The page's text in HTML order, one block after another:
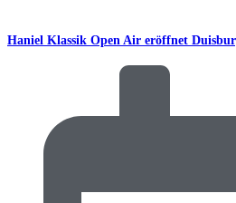
Haniel Klassik Open Air eröffnet